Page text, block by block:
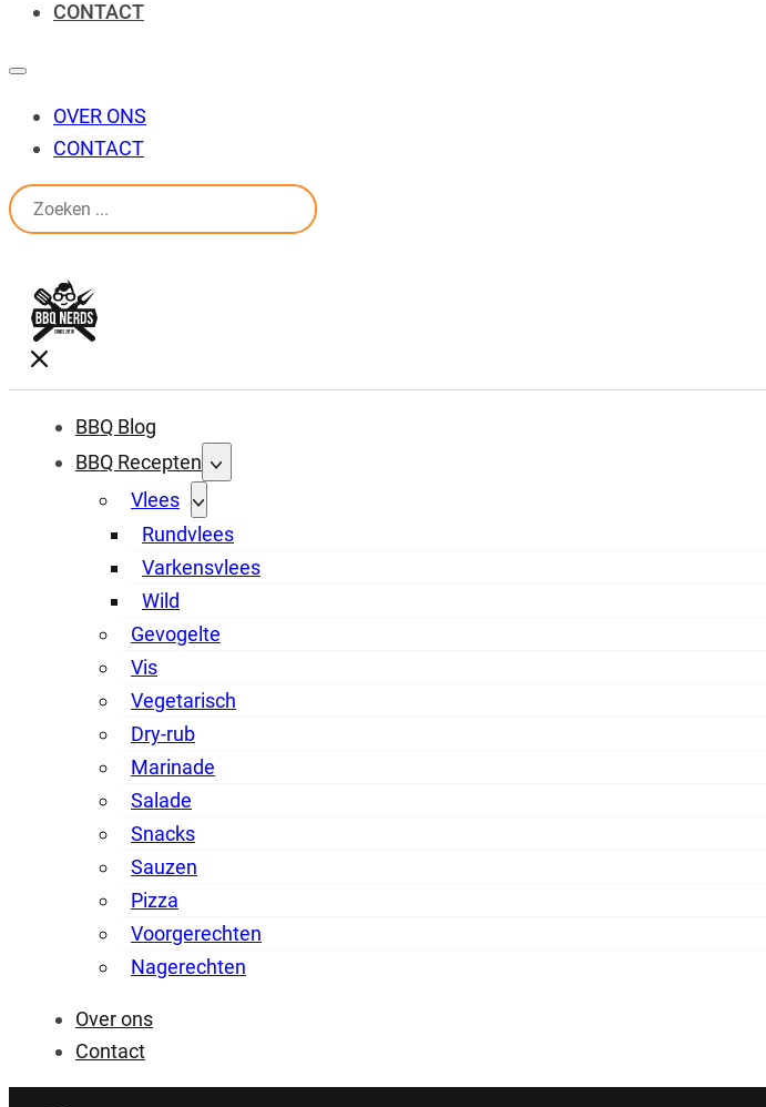
CONTACT
OVER ONS
CONTACT
Zoeken
BBQ Blog
BBQ Recepten
Vlees
Rundvlees
Varkensvlees
Wild
Gevogelte
Vis
Vegetarisch
Dry-rub
Marinade
Salade
Snacks
Sauzen
Pizza
Voorgerechten
Nagerechten
Over ons
Contact